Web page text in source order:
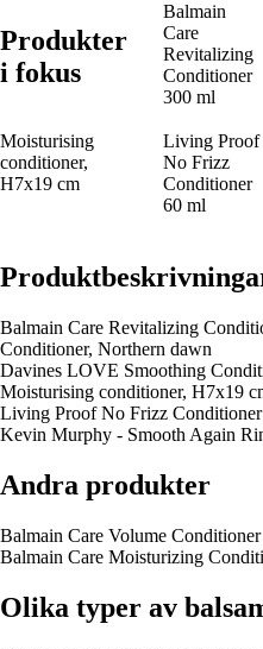
Produkter
i fokus
Balmain
Care
Revitalizing
Conditioner
300 ml
Moisturising
conditioner,
H7x19 cm
Living Proof
No Frizz
Conditioner
60 ml
Balmain Care Revitalizing
Conditioner, Northern dawn
Davines LOVE Smoothing
Moisturising conditioner, H7x19
Living Proof No Frizz
Kevin Murphy - Smooth Again
Andra produkter
Balmain Care Volume
Balmain Care Moisturizing
Olika typer av